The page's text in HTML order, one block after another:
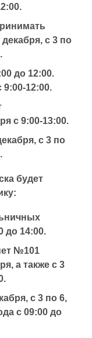
с 3 по
до 12:00.
9:00-12:00.
с 9:00-13:00.
с 3 по
будет
до 14:00.
№101
а также с 3
с 3 по 6,
с 09:00 до